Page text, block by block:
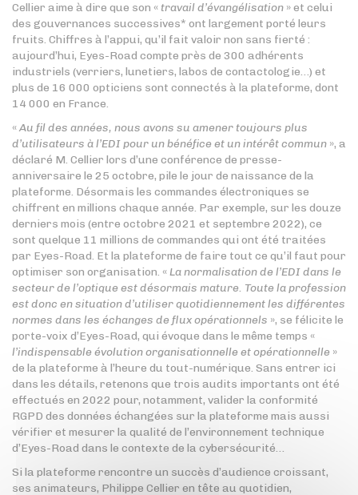
Cellier aime à dire que son « travail d’évangélisation » et celui
des gouvernances successives* ont largement porté leurs
fruits. Chiffres à l’appui, qu’il fait valoir non sans fierté :
aujourd’hui, Eyes-Road compte près de 300 adhérents
industriels (verriers, lunetiers, labos de contactologie…) et
plus de 16 000 opticiens sont connectés à la plateforme, dont
14 000 en France.
«Au fil des années, nous avons su amener toujours plus
d’utilisateurs à l’EDI pour un bénéfice et un intérêt commun », a
déclaré M. Cellier lors d’une conférence de presse-
anniversaire le 25 octobre, pile le jour de naissance de la
plateforme. Désormais les commandes électroniques se
chiffrent en millions chaque année. Par exemple, sur les douze
derniers mois (entre octobre 2021 et septembre 2022), ce
sont quelque 11 millions de commandes qui ont été traitées
par Eyes-Road. Et la plateforme de faire tout ce qu’il faut pour
optimiser son organisation. «La normalisation de l’EDI dans le
secteur de l’optique est désormais mature. Toute la profession
est donc en situation d’utiliser quotidiennement les différentes
normes dans les échanges de flux opérationnels », se félicite le
porte-voix d’Eyes-Road, qui évoque dans le même temps «
l’indispensable évolution organisationnelle et opérationnelle »
de la plateforme à l’heure du tout-numérique. Sans entrer ici
dans les détails, retenons que trois audits importants ont été
effectués en 2022 pour, notamment, valider la conformité
RGPD des données échangées sur la plateforme mais aussi
vérifier et mesurer la qualité de l’environnement technique
d’Eyes-Road dans le contexte de la cybersécurité…
Si la plateforme rencontre un succès d’audience croissant,
ses animateurs, Philippe Cellier en tête au quotidien,